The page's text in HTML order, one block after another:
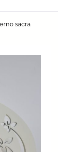
sacra